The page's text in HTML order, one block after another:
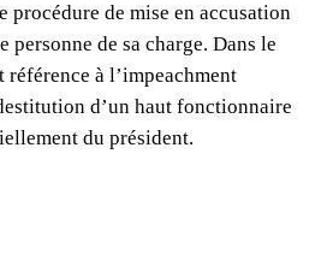
procédure de mise en accusation
personne de sa charge. Dans le
à l’impeachment
d’un haut fonctionnaire
du président.